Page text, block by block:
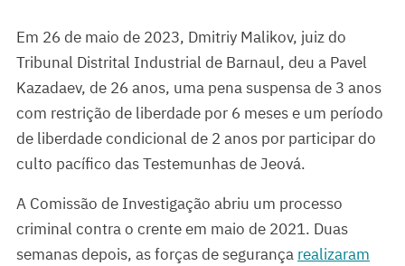
Em 26 de maio de 2023, Dmitriy Malikov, juiz do
Tribunal Distrital Industrial de Barnaul, deu a Pavel
Kazadaev, de 26 anos, uma pena suspensa de 3 anos
com restrição de liberdade por 6 meses e um período
de liberdade condicional de 2 anos por participar do
culto pacífico das Testemunhas de Jeová.
A Comissão de Investigação abriu um processo
criminal contra o crente em maio de 2021. Duas
semanas depois, as forças de segurança realizaram